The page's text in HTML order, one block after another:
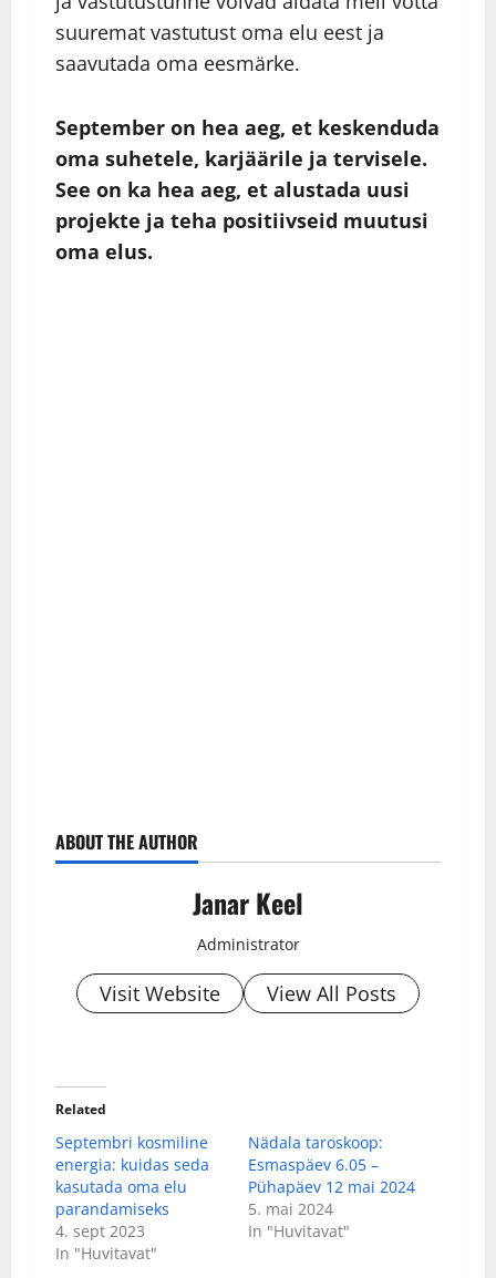
suuremat vastutust oma elu eest ja
saavutada oma eesmärke.
September on hea aeg, et keskenduda
oma suhetele, karjäärile ja tervisele.
See on ka hea aeg, et alustada uusi
projekte ja teha positiivseid muutusi
oma elus.
ABOUT THE AUTHOR
Janar Keel
Administrator
Visit Website View All Posts
Related
Septembri kosmiline
energia: kuidas seda
kasutada oma elu
parandamiseks
4. sept 2023
In "Huvitavat"
Nädala taroskoop:
Esmaspäev 6.05 –
Pühapäev 12 mai 2024
5. mai 2024
In "Huvitavat"